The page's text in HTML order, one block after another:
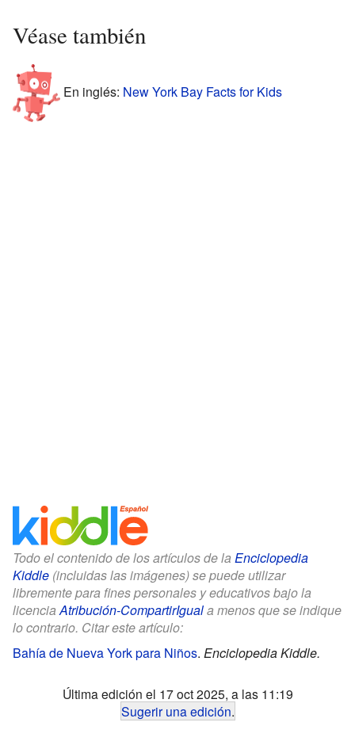
Véase también
En inglés: New York Bay Facts for Kids
Todo el contenido de los artículos de la Enciclopedia
Kiddle (incluidas las imágenes) se puede utilizar
libremente para fines personales y educativos bajo la
licenciaAtribución-CompartirIguala menos que se indique
lo contrario. Citar este artículo:
Bahía de Nueva York para Niños. Enciclopedia Kiddle.
Última edición el 17 oct 2025, a las 11:19
Sugerir una edición.